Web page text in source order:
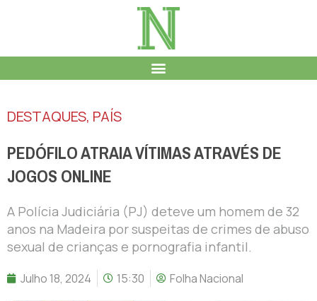
DESTAQUES, PAÍS
PEDÓFILO ATRAIA VÍTIMAS ATRAVÉS DE
JOGOS ONLINE
A Polícia Judiciária (PJ) deteve um homem de 32
anos na Madeira por suspeitas de crimes de abuso
sexual de crianças e pornografia infantil.
Julho 18, 2024 15:30 Folha Nacional